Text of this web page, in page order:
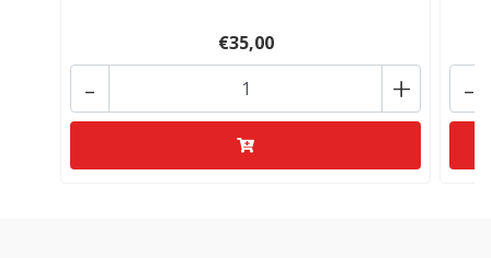
€35,00
+
- -